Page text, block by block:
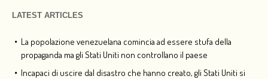
LATEST ARTICLES
La popolazione venezuelana comincia ad essere stufa della
propaganda ma gli Stati Uniti non controllano il paese
Incapaci di uscire dal disastro che hanno creato, gli Stati Uniti si